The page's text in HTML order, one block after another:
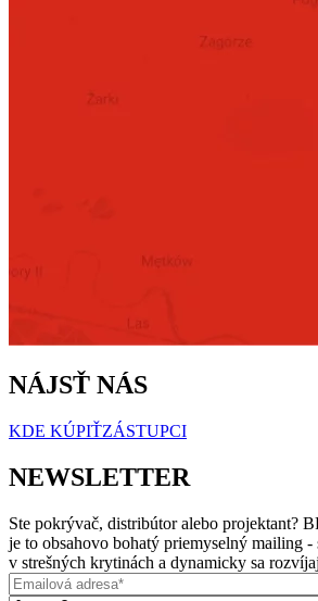
NÁJSŤ NÁS
KDE KÚPIŤZÁSTUPCI
NEWSLETTER
Ste pokrývač, distribútor alebo projektant?
je to obsahovo bohatý priemyselný mailing -
v strešných krytinách a dynamicky sa